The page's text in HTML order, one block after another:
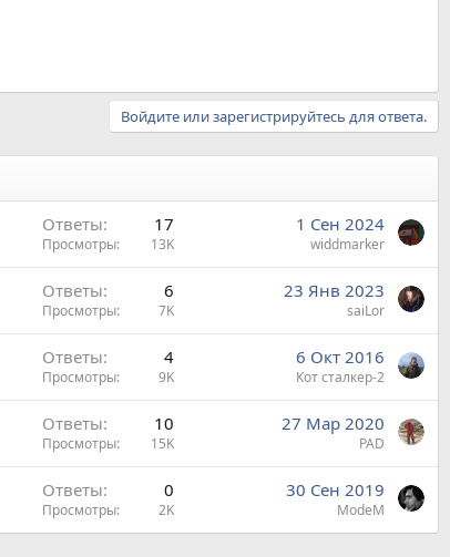
Войдите или зарегистрируйтесь для ответа.
Ответы 17
Просмотры 13K
1 Сен 2024
widdmarker
Ответы 6
Просмотры 7K
23 Янв 2023
saiLor
Ответы 4
Просмотры 9K
6 Окт 2016
Кот сталкер-2
Ответы 10
Просмотры 15K
27 Мар 2020
PAD
Ответы 0
Просмотры 2K
30 Сен 2019
ModeM